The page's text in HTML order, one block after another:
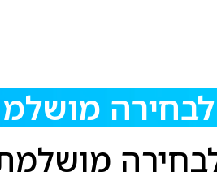
מושלמת
מושלמת ב-